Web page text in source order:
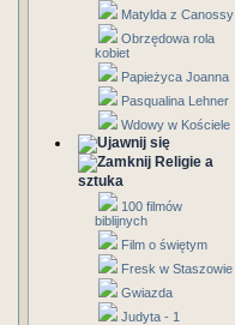
Matylda z Canossy
Obrzędowa rola
kobiet
Papieżyca Joanna
Pasqualina Lehner
Wdowy w Kościele
Religie a
sztuka
100 filmów
biblijnych
Film o świętym
Fresk w Staszowie
Gwiazda
Judyta - 1